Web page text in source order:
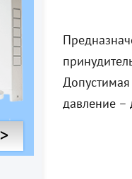
давление –